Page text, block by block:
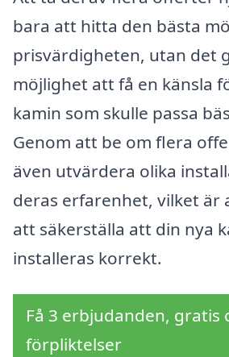
bara att hitta den bästa
prisvärdigheten, utan det
möjlighet att få en känsla
kamin som skulle passa
Genom att be om flera
även utvärdera olika
deras erfarenhet, vilket är
att säkerställa att din nya
installeras korrekt.
Få 3 erbjudanden, gratis
förpliktelser